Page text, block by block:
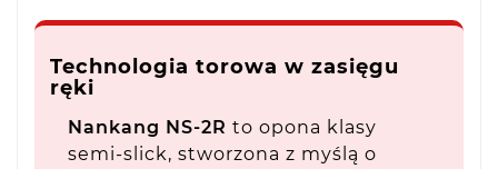
Technologia torowa w zasięgu
ręki
Nankang NS-2R to opona klasy
semi-slick, stworzona z myślą o